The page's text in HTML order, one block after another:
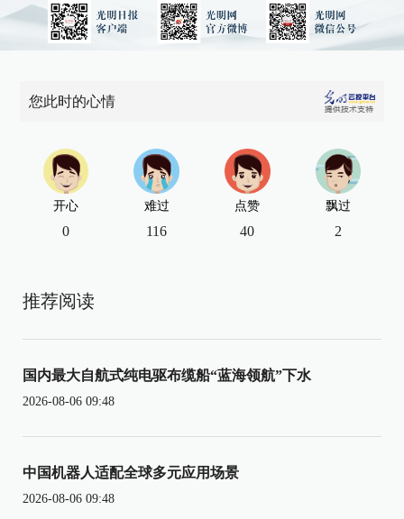
您此时的心情
开心
0
难过
116
点赞
40
飘过
2
推荐阅读
国内最大自航式纯电驱布缆船“蓝海领航”下水
2026-08-06 09:48
中国机器人适配全球多元应用场景
2026-08-06 09:48